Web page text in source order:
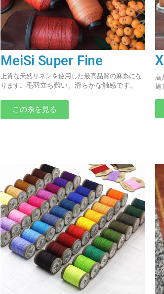
MeiSi Super Fine
上質な天然リネンを使用した最高品質の麻糸にな
ります。 毛羽立ち難い、滑らかな触感です。
この糸を見る
高
施